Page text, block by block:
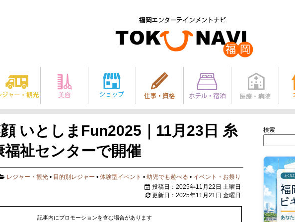
いとしまFun2025｜11月23日 糸
福祉センターで開催
レジャー・観光 • 目的別レジャー • 体験型イベント • 幼児でも遊べる • イベント・お祭り
投稿日：2025年11月22日 土曜日
更新日：2025年11月21日 金曜日
記事内にプロモーションを含む場合があります
検索